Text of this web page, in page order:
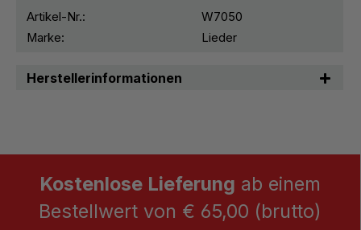
Artikel-Nr.:
W7050
Marke:
Lieder
Herstellerinformationen
Kostenlose Lieferung ab einem
Bestellwert von € 65,00 (brutto)